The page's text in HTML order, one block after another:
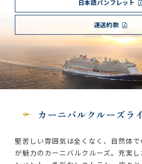
日本語パンフレット
運送約款
カーニバルクルーズラ
堅苦しい雰囲気は全くなく、自然体
が魅力のカーニバルクルーズ。充実